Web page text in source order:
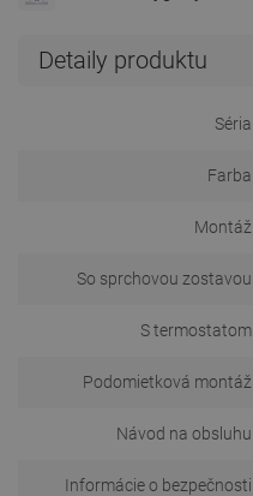
Detaily produktu
Séria
Farba
Montáž
So sprchovou zostavou
S termostatom
Podomietková montáž
Návod na obsluhu
Informácie o bezpečnosti